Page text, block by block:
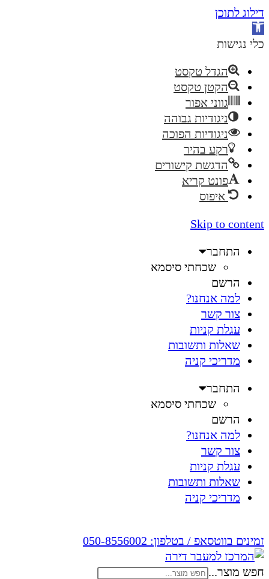
דילוג לתוכן
פתח
סרגל
כלי נגישות
הגדל טקסט
הקטן טקסט
גווני אפור
ניגודיות גבוהה
ניגודיות הפוכה
רקע בהיר
הדגשת קישורים
פונט קריא
איפוס
Skip to content
התחבר
שכחתי סיסמא
הרשם
למה אנחנו?
צור קשר
עגלת קניות
שאלות ותשובות
מדריכי קניה
התחבר
שכחתי סיסמא
הרשם
למה אנחנו?
צור קשר
עגלת קניות
שאלות ותשובות
מדריכי קניה
זמינים בווטסאפ / בטלפון: 050-8556002
חפש מוצר...